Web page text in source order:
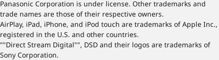
Panasonic Corporation is under license. Other trademarks and
trade names are those of their respective owners.
AirPlay, iPad, iPhone, and iPod touch are trademarks of Apple Inc.,
registered in the U.S. and other countries.
""Direct Stream Digital"", DSD and their logos are trademarks of
Sony Corporation.